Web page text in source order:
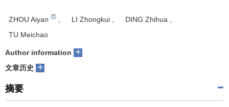
ZHOU Aiyan LI Zhongkui DING Zhihua
TU Meichao
Author information +
文章历史 +
摘要